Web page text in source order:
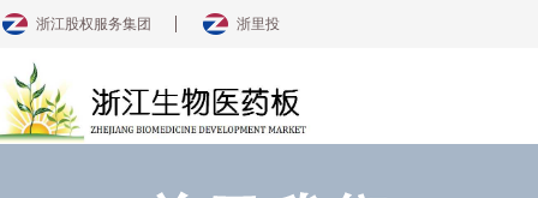
浙江股权服务集团 浙里投